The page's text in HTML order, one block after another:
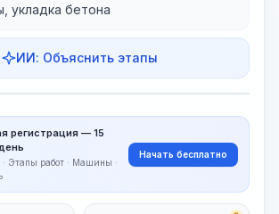
укладка бетона
ИИ: Объяснить этапы
30 Sek.
регистрация — 15
· Этапы работ · Машины ·
Начать бесплатно